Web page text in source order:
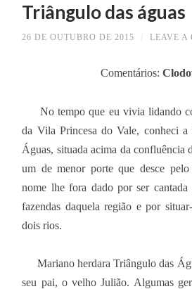
Triângulo das águas
26 DE OUTUBRO DE 2015 LEAVE A
Comentários:
No tempo que eu vivia lidando
da Vila Princesa do Vale, conheci a
Águas, situada acima da confluência
um de menor porte que desce
nome lhe fora dado por ser
fazendas daquela região e por
dois rios.
Mariano herdara Triângulo das
seu pai, o velho Julião. Algumas